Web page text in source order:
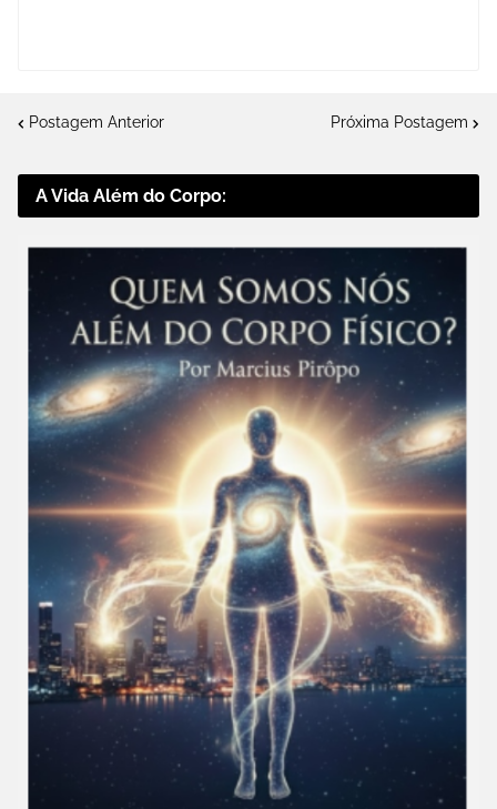
Postagem Anterior Próxima Postagem
A Vida Além do Corpo: